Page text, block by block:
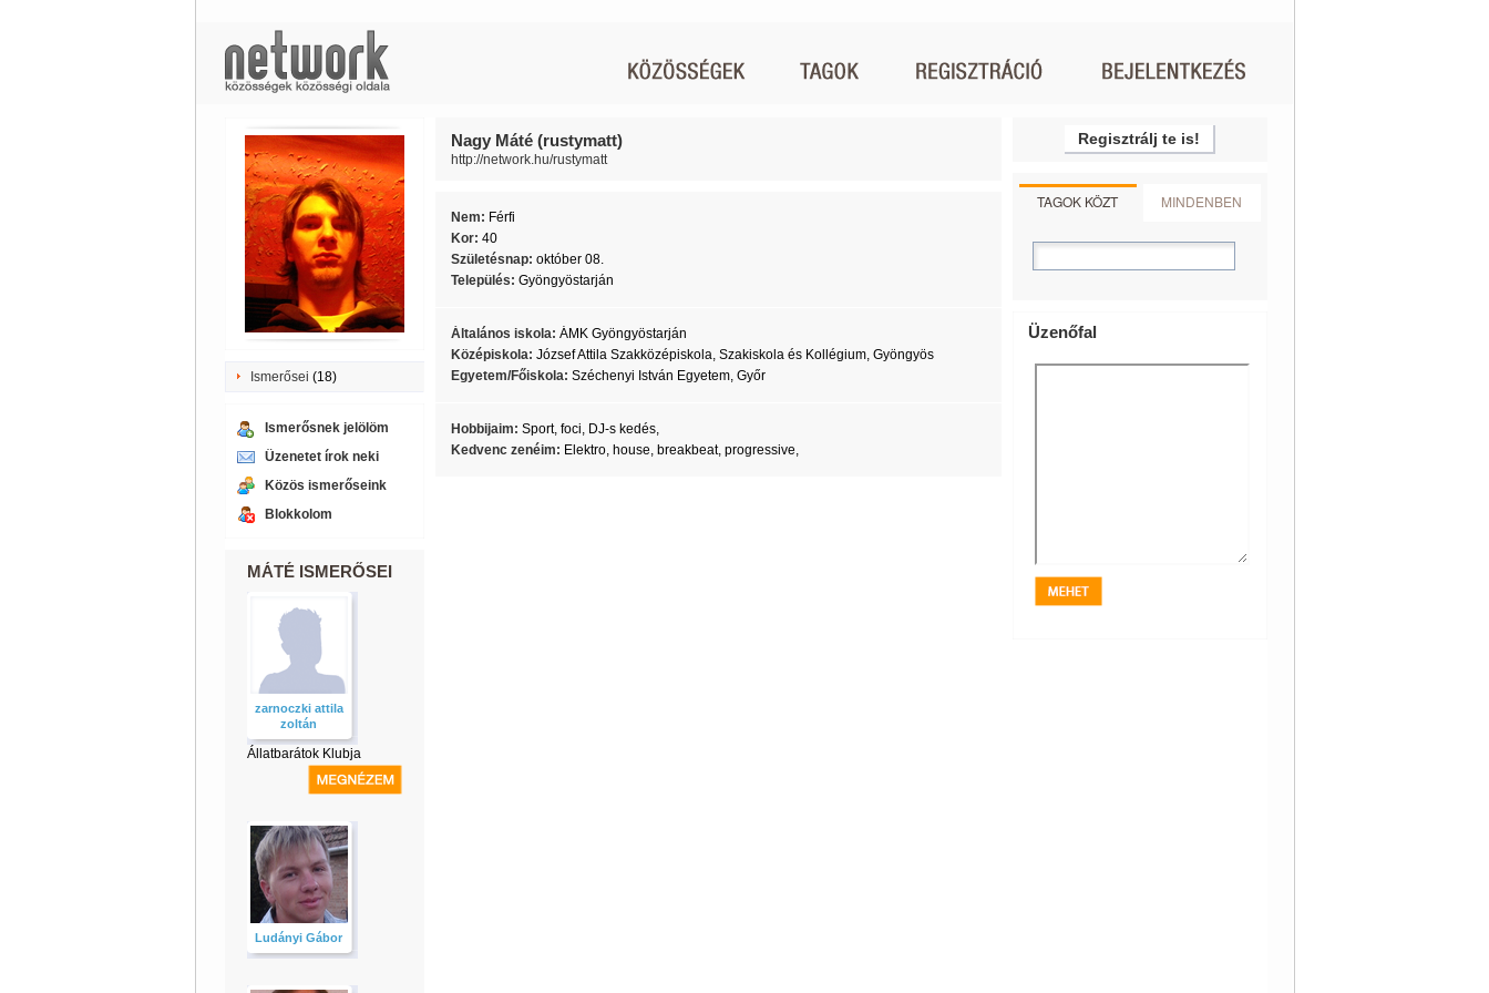
Ismerősei (18)
Ismerősnek jelölöm
Üzenetet írok neki
Közös ismerőseink
Blokkolom
MÁTÉ ISMERŐSEI
zarnoczki attila
zoltán
Állatbarátok Klubja
Ludányi Gábor
Nagy Máté (rustymatt)
http://network.hu/rustymatt
Nem: Férfi
Kor: 40
Születésnap: október 08.
Település: Gyöngyöstarján
Általános iskola: ÁMK Gyöngyöstarján
Középiskola: József Attila Szakközépiskola, Szakiskola és Kollégium, Gyöngyös
Egyetem/Főiskola: Széchenyi István Egyetem, Győr
Hobbijaim: Sport, foci, DJ-s kedés,
Kedvenc zenéim: Elektro, house, breakbeat, progressive,
Regisztrálj te is!
TAGOK KÖZT MINDENBEN
Üzenőfal